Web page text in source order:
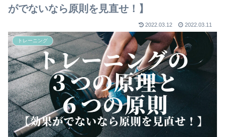
がでないなら原則を見直せ！】
2022.03.12 2022.03.11
トレーニング